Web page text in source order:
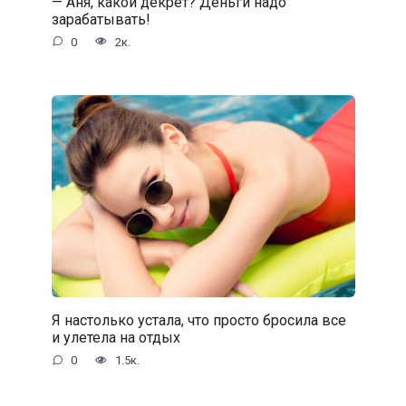
зарабатывать!
0 2к.
Я настолько устала, что просто бросила все
и улетела на отдых
0 1.5к.